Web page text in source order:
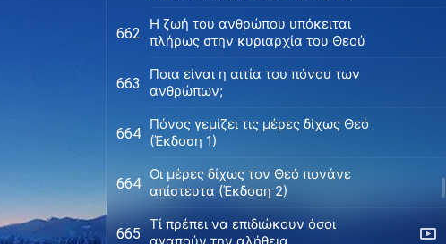
662
Η ζωή του ανθρώπου υπόκειται
πλήρως στην κυριαρχία του Θεού
663
Ποια είναι η αιτία του πόνου των
ανθρώπων;
664
Πόνος γεμίζει τις μέρες δίχως Θεό
(Έκδοση 1)
664
Οι μέρες δίχως τον Θεό πονάνε
απίστευτα (Έκδοση 2)
665
Τί πρέπει να επιδιώκουν όσοι